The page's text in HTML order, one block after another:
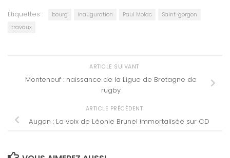
Étiquettes : bourg inauguration Paul Molac
Saint-gorgon
travaux
ARTICLE SUIVANT
Monteneuf : naissance de la Ligue de Bretagne de
rugby
ARTICLE PRÉCÉDENT
Augan : La voix de Léonie Brunel immortalisée sur CD